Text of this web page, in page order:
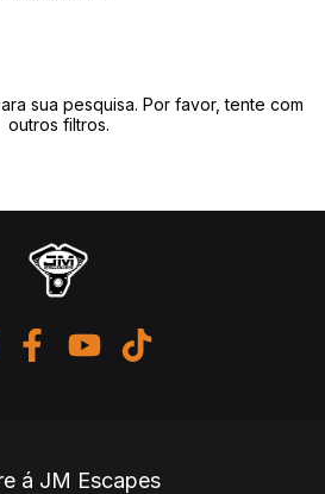
sua pesquisa. Por favor, tente com
outros filtros.
á JM Escapes